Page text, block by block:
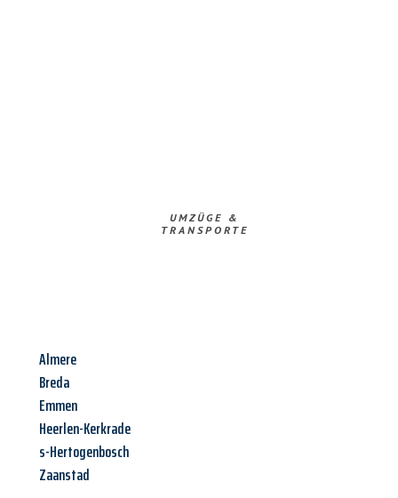
UMZÜGE &
TRANSPORTE
Almere
Breda
Emmen
Heerlen-Kerkrade
s-Hertogenbosch
Zaanstad